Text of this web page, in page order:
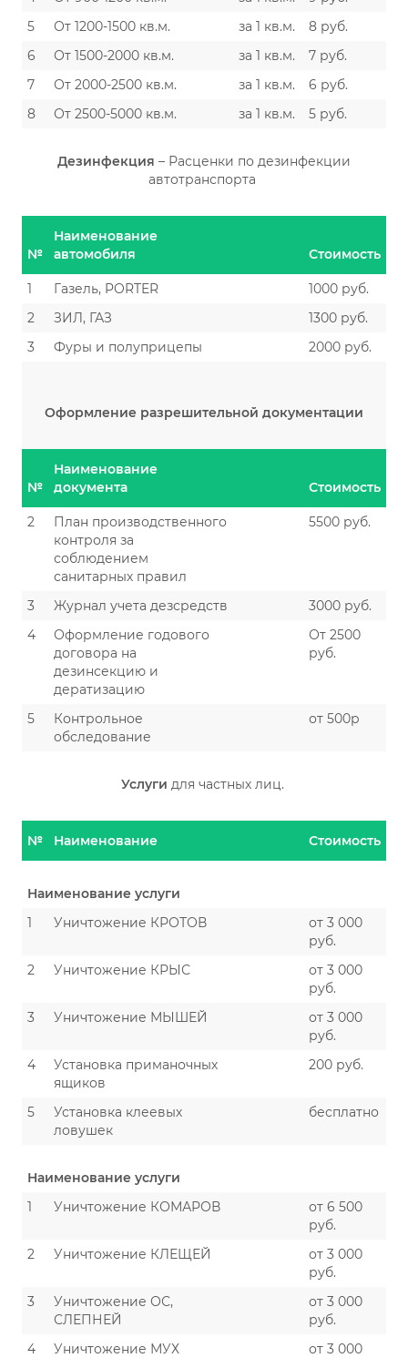
5
От 1200-1500 кв.м. за 1 кв.м.
8 руб.
6
От 1500-2000 кв.м. за 1 кв.м.
7 руб.
7
От 2000-2500 кв.м. за 1 кв.м.
6 руб.
8
От 2500-5000 кв.м. за 1 кв.м. 5 руб.
Дезинфекция – Расценки по дезинфекции
автотранспорта
№
Наименование
автомобиля
Стоимость
1 Газель, PORTER
1000 руб.
2
ЗИЛ, ГАЗ
1300 руб.
3
Фуры и полуприцепы 2000 руб.
Оформление разрешительной документации
№
Наименование
документа
Стоимость
2
План производственного
контроля за
соблюдением
санитарных правил
5500 руб.
3 Журнал учета дезсредств
3000 руб.
4
Оформление годового
договора на
дезинсекцию и
дератизацию
От 2500
руб.
5
Контрольное
обследование
от 500р
Услуги для частных лиц.
№ Наименование Стоимость
Наименование услуги
1
Уничтожение КРОТОВ
от 3 000
руб.
2
Уничтожение КРЫС
от 3 000
руб.
3
Уничтожение МЫШЕЙ
от 3 000
руб.
4
Установка приманочных
ящиков
200 руб.
5
Установка клеевых
ловушек
бесплатно
Наименование услуги
1
Уничтожение КОМАРОВ
от 6 500
руб.
2
Уничтожение КЛЕЩЕЙ
от 3 000
руб.
3
Уничтожение ОС,
СЛЕПНЕЙ
от 3 000
руб.
4
Уничтожение МУХ
от 3 000